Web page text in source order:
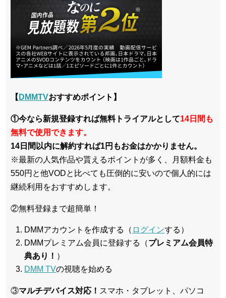
【 DMMTVおすすめポイント】
①今なら新規登録すれば無料トライアルとして14日間も
無料で使用できます。
14日間以内に解約すれば1円もお金はかかりません。
※最新の人気作品や貰えるポイントが多く、月額料金も
550円と他VODと比べても圧倒的に安いので個人的には
継続利用をおすすめします。
②無料登録まで超簡単！
DMMアカウントを作成する（ ログインする）
DMMプレミアム会員に登録する（プレミアム会員特
典あり！ ）
DMM TVの視聴を始める
③マルチデバイス対応！ スマホ・タブレット、パソコ